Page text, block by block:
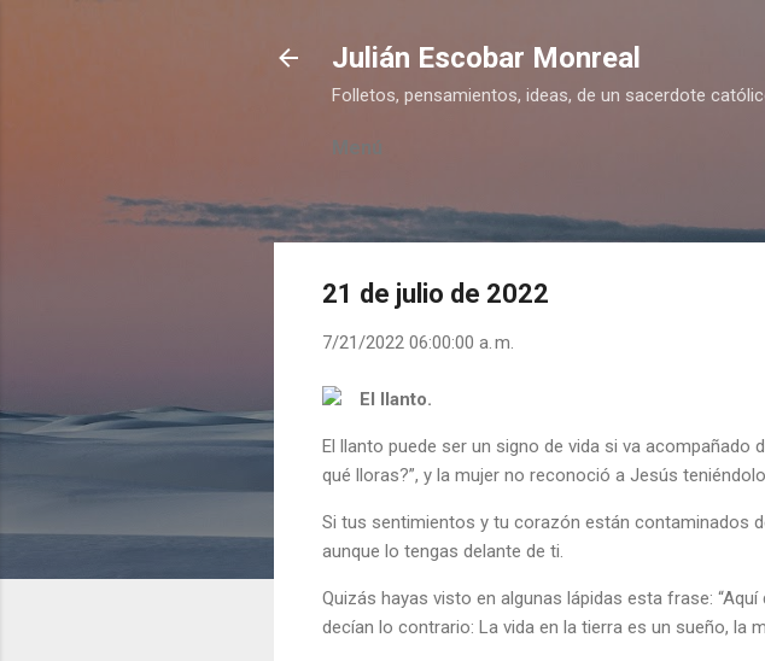
Julián Escobar Monreal
Folletos, pensamientos, ideas, de un sacerdote
Menú
21 de julio de 2022
7/21/2022 06:00:00 a. m.
El llanto.
El llanto puede ser un signo de vida si va acompañado
qué lloras?”, y la mujer no reconoció a Jesús
Si tus sentimientos y tu corazón están contaminados
aunque lo tengas delante de ti.
Quizás hayas visto en algunas lápidas esta frase:
decían lo contrario: La vida en la tierra es un sueño, la